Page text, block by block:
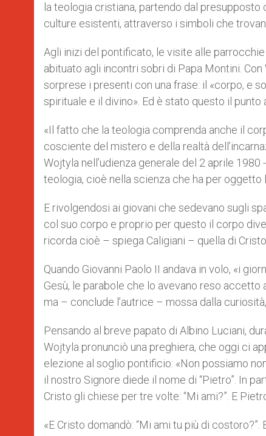
la teologia cristiana, partendo dal presupposto
culture esistenti, attraverso i simboli che
Agli inizi del pontificato, le visite alle
abituato agli incontri sobri di Papa Montini.
sorprese i presenti con una frase: il «corpo, e
spirituale e il divino». Ed è stato questo il punto
«Il fatto che la teologia comprenda anche il
cosciente del mistero e della realtà
Wojtyla nell’udienza generale del 2 aprile
teologia, cioè nella scienza che ha per oggetto
E rivolgendosi ai giovani che sedevano sugli
col suo corpo e proprio per questo il corpo
ricorda cioè – spiega Caligiani – quella di
Quando Giovanni Paolo II andava in volo, «i
Gesù, le parabole che lo avevano reso
ma – conclude l’autrice – mossa dalla
Pensando al breve papato di Albino Luciani,
Wojtyla pronunciò una preghiera, che oggi ci
elezione al soglio pontificio: «Non possiamo
il nostro Signore diede il nome di “Pietro”. In
Cristo gli chiese per tre volte: “Mi ami?”. E
«E Cristo domandò: “Mi ami tu più di